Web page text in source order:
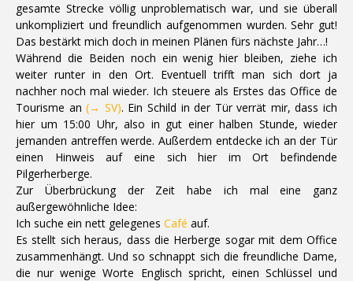
gesamte Strecke völlig unproblematisch war, und sie überall
unkompliziert und freundlich aufgenommen wurden. Sehr gut!
Das bestärkt mich doch in meinen Plänen fürs nächste Jahr…!
Während die Beiden noch ein wenig hier bleiben, ziehe ich
weiter runter in den Ort. Eventuell trifft man sich dort ja
nachher noch mal wieder. Ich steuere als Erstes das Office de
Tourisme an(→ SV). Ein Schild in der Tür verrät mir, dass ich
hier um 15:00 Uhr, also in gut einer halben Stunde, wieder
jemanden antreffen werde. Außerdem entdecke ich an der Tür
einen Hinweis auf eine sich hier im Ort befindende
Pilgerherberge.
Zur Überbrückung der Zeit habe ich mal eine ganz
außergewöhnliche Idee:
Ich suche ein nett gelegenes Café auf.
Es stellt sich heraus, dass die Herberge sogar mit dem Office
zusammenhängt. Und so schnappt sich die freundliche Dame,
die nur wenige Worte Englisch spricht, einen Schlüssel und